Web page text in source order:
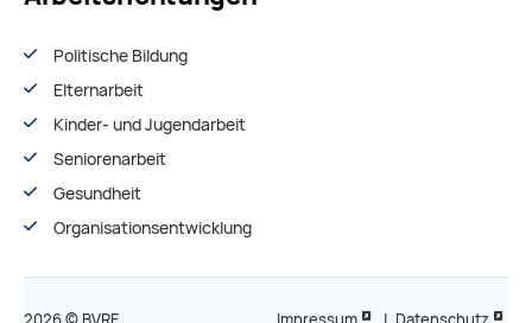
Politische Bildung
Elternarbeit
Kinder- und Jugendarbeit
Seniorenarbeit
Gesundheit
Organisationsentwiсklung